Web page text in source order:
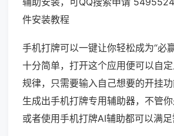
件安装教程
手机打牌可以一键让你轻松成为“必
十分简单，打开这个应用便可以自
规律，只需要输入自己想要的开挂
生成出手机打牌专用辅助器，不管
或者使用手机打牌AI辅助都可以满足